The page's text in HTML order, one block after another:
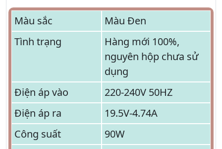
Màu sắc
Màu Đen
Tình trạng
Hàng mới 100%,
nguyên hộp chưa sử
dụng
Điện áp vào
220-240V 50HZ
Điện áp ra
19.5V-4.74A
Công suất
90W